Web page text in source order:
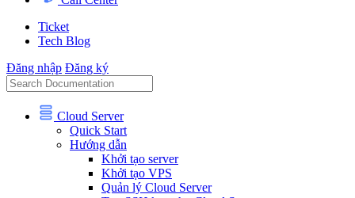
Ticket
Tech Blog
Đăng nhập Đăng ký
Cloud Server
Quick Start
Hướng dẫn
Khởi tạo server
Khởi tạo VPS
Quản lý Cloud Server